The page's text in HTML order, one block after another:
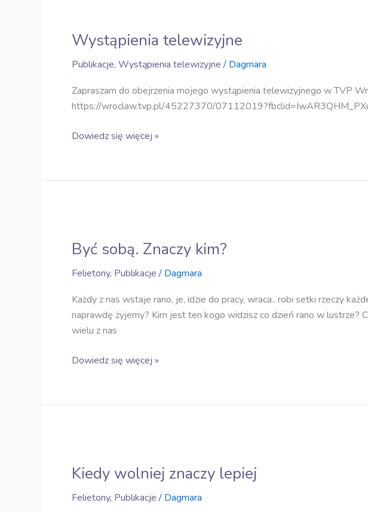
Wystąpienia telewizyjne
Publikacje, Wystąpienia telewizyjne/ Dagmara
Zapraszam do obejrzenia mojego wystąpienia telewizyjnego w TVP
https://wroclaw.tvp.pl/45227370/
Dowiedz się więcej »
Być sobą. Znaczy kim?
Felietony, Publikacje/ Dagmara
Każdy z nas wstaje rano, je, idzie do pracy, wraca.. robi setki rzeczy
naprawdę żyjemy? Kim jest ten kogo widzisz co dzień rano w lustrze?
wielu z nas
Znaczy
Dowiedz się więcej »
Kiedy wolniej znaczy lepiej
Felietony, Publikacje/ Dagmara
znaczy